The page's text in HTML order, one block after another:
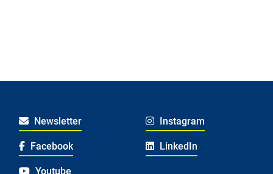
Newsletter Instagram
Facebook LinkedIn
Youtube